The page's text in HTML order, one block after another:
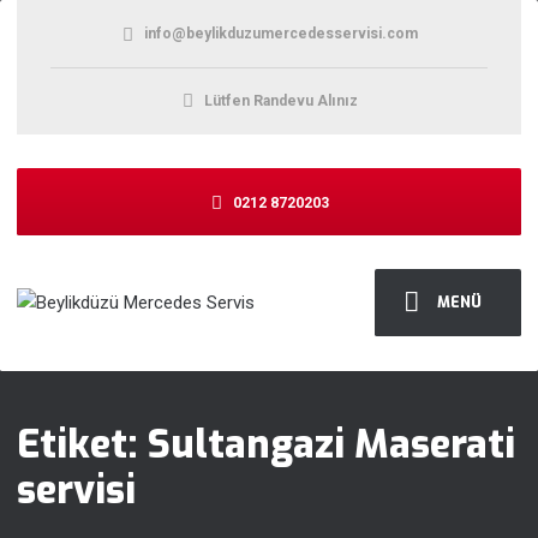
MENÜ
info@beylikduzumercedesservisi.com
Lütfen Randevu Alınız
0212 8720203
Etiket: Sultangazi Maserati
servisi